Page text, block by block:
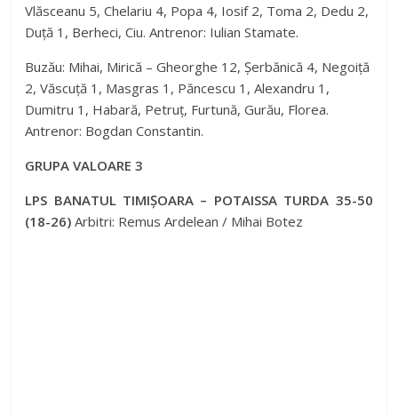
Vlăsceanu 5, Chelariu 4, Popa 4, Iosif 2, Toma 2, Dedu 2,
Duță 1, Berheci, Ciu. Antrenor: Iulian Stamate.
Buzău: Mihai, Mirică – Gheorghe 12, Șerbănică 4, Negoiță
2, Văscuță 1, Masgras 1, Păncescu 1, Alexandru 1,
Dumitru 1, Habară, Petruț, Furtună, Gurău, Florea.
Antrenor: Bogdan Constantin.
GRUPA VALOARE 3
LPS BANATUL TIMIȘOARA – POTAISSA TURDA 35-50
(18-26) Arbitri: Remus Ardelean / Mihai Botez